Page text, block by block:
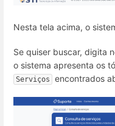
Nesta tela acima, o
Se quiser buscar, digita
o sistema apresenta os
Serviços encontrados